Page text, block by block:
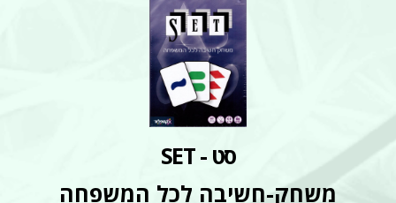
סט - SET
משחק-חשיבה לכל המשפחה